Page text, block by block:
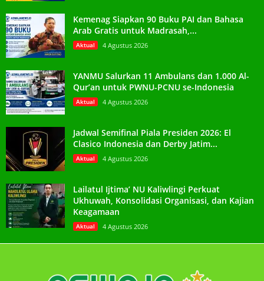
Kemenag Siapkan 90 Buku PAI dan Bahasa
Arab Gratis untuk Madrasah,...
Aktual 4 Agustus 2026
YANMU Salurkan 11 Ambulans dan 1.000 Al-
Qur’an untuk PWNU-PCNU se-Indonesia
Aktual 4 Agustus 2026
Jadwal Semifinal Piala Presiden 2026: El
Clasico Indonesia dan Derby Jatim...
Aktual 4 Agustus 2026
Lailatul Ijtima’ NU Kaliwlingi Perkuat
Ukhuwah, Konsolidasi Organisasi, dan Kajian
Keagamaan
Aktual 4 Agustus 2026